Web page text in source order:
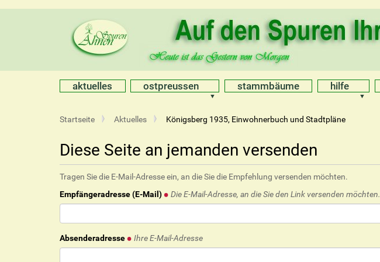
aktuelles ostpreussen stammbäume hilfe
S
e
s
i
n
e
r
Startseite Aktuelles Königsberg 1935, Einwohnerbuch und Stadtpläne
Diese Seite an jemanden versenden
Tragen Sie die E-Mail-Adresse ein, an die Sie die Empfehlung versenden möchten.
Empfängeradresse (E-Mail)
Die E-Mail-Adresse, an die Sie den Link versenden möchten.
Absenderadresse Ihre E-Mail-Adresse